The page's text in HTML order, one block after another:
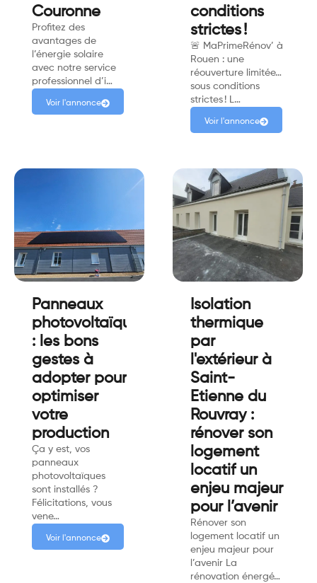
Couronne
Profitez des
avantages de
l’énergie solaire
avec notre service
professionnel d’i…
Voir l'annonce
conditions
strictes !
🚨 MaPrimeRénov’ à
Rouen : une
réouverture limitée…
sous conditions
strictes ! L…
Voir l'annonce
Panneaux
photovoltaïques
: les bons
gestes à
adopter pour
optimiser
votre
production
Ça y est, vos
panneaux
photovoltaïques
sont installés ?
Félicitations, vous
vene…
Voir l'annonce
Isolation
thermique
par
l'extérieur à
Saint-
Etienne du
Rouvray :
rénover son
logement
locatif un
enjeu majeur
pour l’avenir
Rénover son
logement locatif un
enjeu majeur pour
l’avenir La
rénovation énergé…